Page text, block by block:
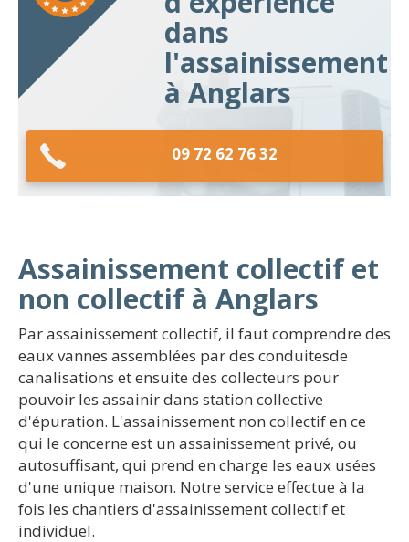
dans
l'assainissement
à Anglars
09 72 62 76 32
Assainissement collectif et
non collectif à Anglars
Par assainissement collectif, il faut comprendre des
eaux vannes assemblées par des conduitesde
canalisations et ensuite des collecteurs pour
pouvoir les assainir dans station collective
d'épuration. L'assainissement non collectif en ce
qui le concerne est un assainissement privé, ou
autosuffisant, qui prend en charge les eaux usées
d'une unique maison. Notre service effectue à la
fois les chantiers d'assainissement collectif et
individuel.